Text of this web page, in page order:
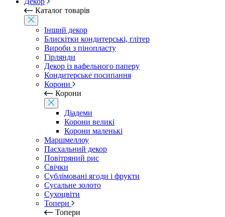
Каталог товарів
Інший декор
Блискітки кондитерські, глітер
Вироби з пінопласту
Гірлянди
Декор із вафельного паперу
Кондитерське посипання
Корони
Корони
Діадеми
Корони великі
Корони маленькі
Маршмеллоу
Пасхальний декор
Повітряний рис
Свічки
Сублімовані ягоди і фрукти
Сусальне золото
Сухоцвіти
Топери
Топери